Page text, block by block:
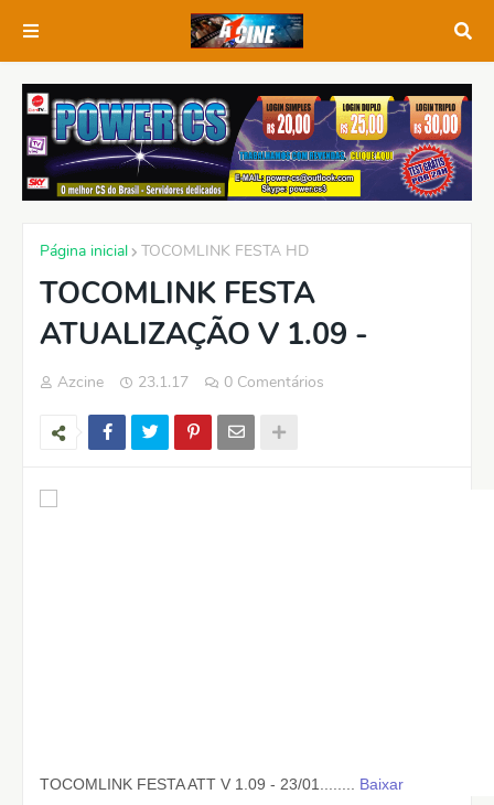
Página inicial TOCOMLINK FESTA HD
TOCOMLINK FESTA
ATUALIZAÇÃO V 1.09 -
Azcine 23.1.17 0 Comentários
TOCOMLINK FESTA ATT V 1.09 - 23/01........ Baixar